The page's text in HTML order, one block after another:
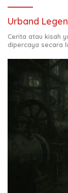
Urband
Cerita atau kisah
dipercaya secara